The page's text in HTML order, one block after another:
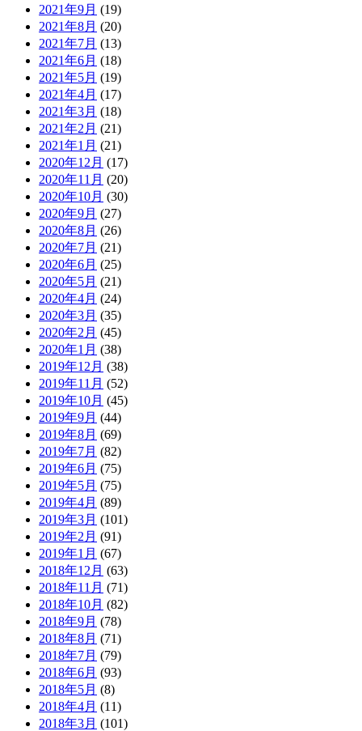
2021年9月 (19)
2021年8月 (20)
2021年7月 (13)
2021年6月 (18)
2021年5月 (19)
2021年4月 (17)
2021年3月 (18)
2021年2月 (21)
2021年1月 (21)
2020年12月 (17)
2020年11月 (20)
2020年10月 (30)
2020年9月 (27)
2020年8月 (26)
2020年7月 (21)
2020年6月 (25)
2020年5月 (21)
2020年4月 (24)
2020年3月 (35)
2020年2月 (45)
2020年1月 (38)
2019年12月 (38)
2019年11月 (52)
2019年10月 (45)
2019年9月 (44)
2019年8月 (69)
2019年7月 (82)
2019年6月 (75)
2019年5月 (75)
2019年4月 (89)
2019年3月 (101)
2019年2月 (91)
2019年1月 (67)
2018年12月 (63)
2018年11月 (71)
2018年10月 (82)
2018年9月 (78)
2018年8月 (71)
2018年7月 (79)
2018年6月 (93)
2018年5月 (8)
2018年4月 (11)
2018年3月 (101)